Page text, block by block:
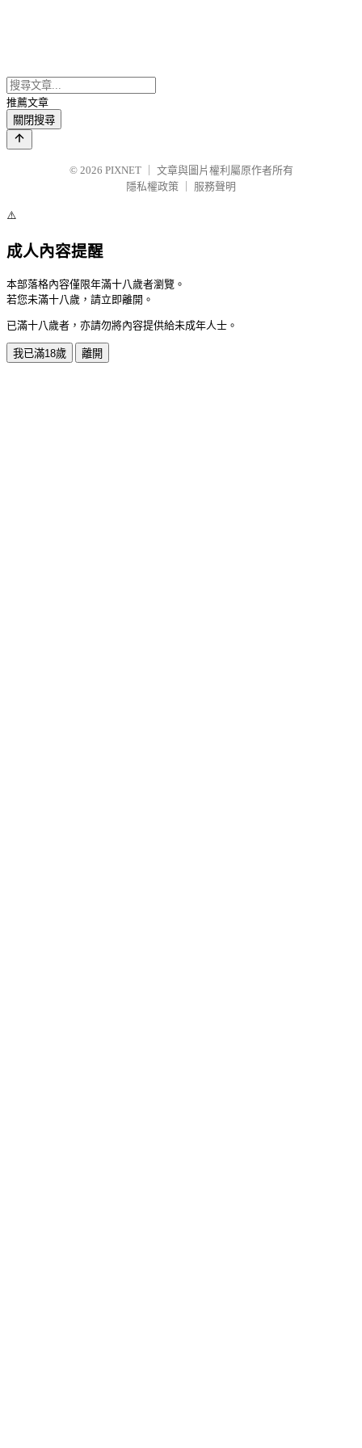
推薦文章
關閉搜尋
© 2026 PIXNET
文章與圖片權利屬原作者所有
隱私權政策
服務聲明
⚠️
成人內容提醒
本部落格內容僅限年滿十八歲者瀏覽。
若您未滿十八歲，請立即離開。
已滿十八歲者，亦請勿將內容提供給未成年人士。
我已滿18歲 離開